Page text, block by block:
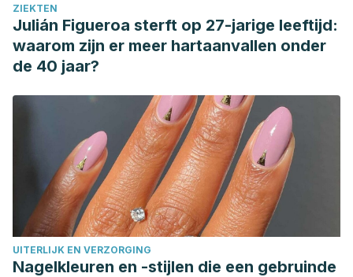
causes/syc-
ZIEKTEN
Julián Figueroa sterft op 27-jarige leeftijd:
waarom zijn er meer hartaanvallen onder
de 40 jaar?
UITERLIJK EN VERZORGING
Nagelkleuren en -stijlen die een gebruinde